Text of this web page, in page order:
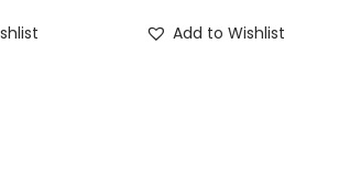
Add to Wishlist